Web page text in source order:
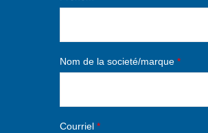
Nom de la societé/marque *
Courriel *